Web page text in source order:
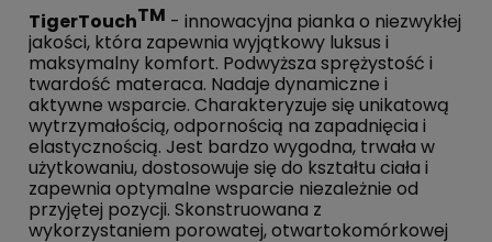
TigerTouchTM - innowacyjna pianka o niezwykłej
jakości, która zapewnia wyjątkowy luksus i
maksymalny komfort. Podwyższa sprężystość i
twardość materaca. Nadaje dynamiczne i
aktywne wsparcie. Charakteryzuje się unikatową
wytrzymałością, odpornością na zapadnięcia i
elastycznością. Jest bardzo wygodna, trwała w
użytkowaniu, dostosowuje się do kształtu ciała i
zapewnia optymalne wsparcie niezależnie od
przyjętej pozycji. Skonstruowana z
wykorzystaniem porowatej, otwartokomórkowej